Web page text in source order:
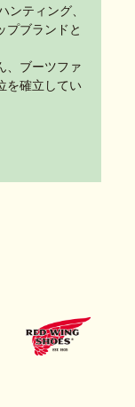
ンティング、
プブランドと
、ブーツファ
を確立してい